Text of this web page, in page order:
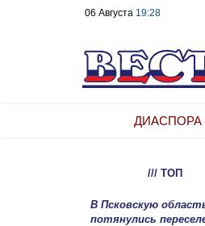
06 Августа 19:28
ДИАСПОРА
/// ТОП
В Псковскую
потянулись